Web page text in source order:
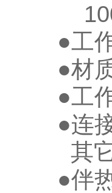
●工
●材
●工
●连
其
●伴